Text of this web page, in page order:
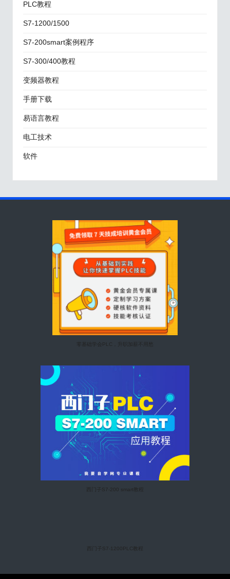
PLC教程
S7-1200/1500
S7-200smart案例程序
S7-300/400教程
变频器教程
手册下载
易语言教程
电工技术
软件
零基础学会PLC，升职加薪不用愁
西门子S7-200 smart教程
西门子S7-1200PLC教程